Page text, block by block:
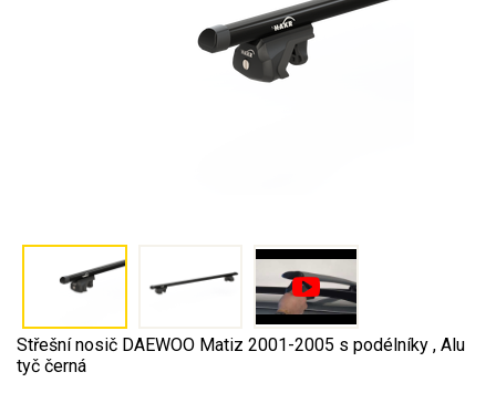
Střešní nosič DAEWOO Matiz 2001-2005 s podélníky , Alu
tyč černá